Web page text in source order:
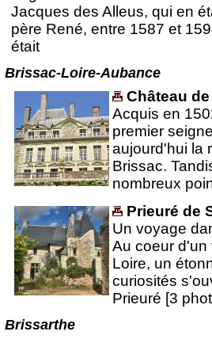
Jacques des Alleus, qui en
père René, entre 1587 et
était
Brissac-Loire-Aubance
Château
Acquis en
premier
aujourd'hui la
Brissac.
nombreux
Prieuré de
Un voyage
Au coeur d'un
Loire, un
curiosités
Prieuré [3
Brissarthe